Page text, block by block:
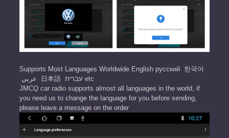
Supports Most Languages Worldwide English русский 한국어
عربي 日本語 עברית etc
JMCQ car radio supports almost all languages in the world, if
you need us to change the language for you before sending,
please leave a message on the order